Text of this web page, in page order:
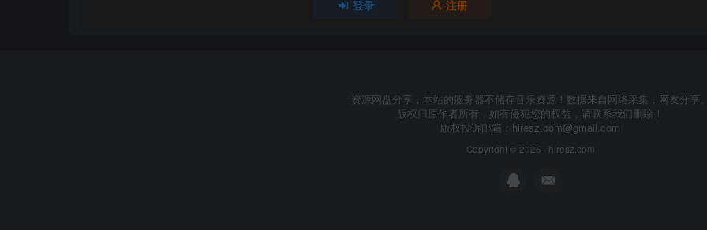
登录 注册
资源网盘分享，本站的服务器不储存音乐资源！数据来自网络采集，网友分享
版权归原作者所有，如有侵犯您的权益，请联系我们删除！
版权投诉邮箱： hiresz.com@gmail.com
Copyright © 2025 · hiresz.com